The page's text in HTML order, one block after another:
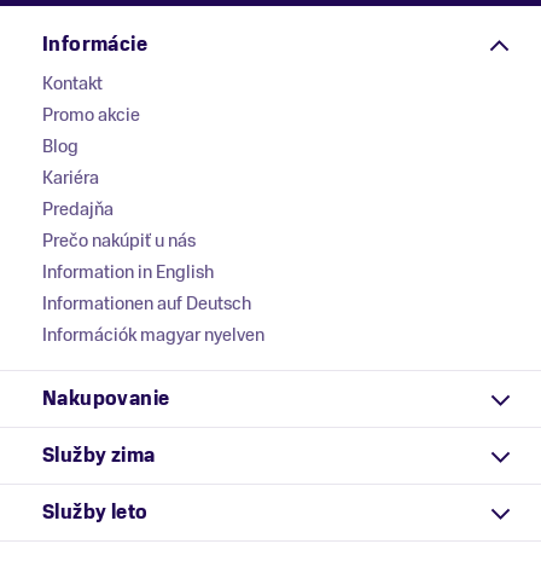
Informácie
Kontakt
Promo akcie
Blog
Kariéra
Predajňa
Prečo nakúpiť u nás
Information in English
Informationen auf Deutsch
Információk magyar nyelven
Nakupovanie
Služby zima
Služby leto